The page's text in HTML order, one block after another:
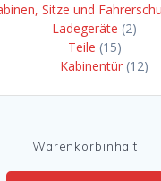
Sitze und
Ladegeräte (2)
Teile (15)
Kabinentür (12)
Warenkorbinhalt